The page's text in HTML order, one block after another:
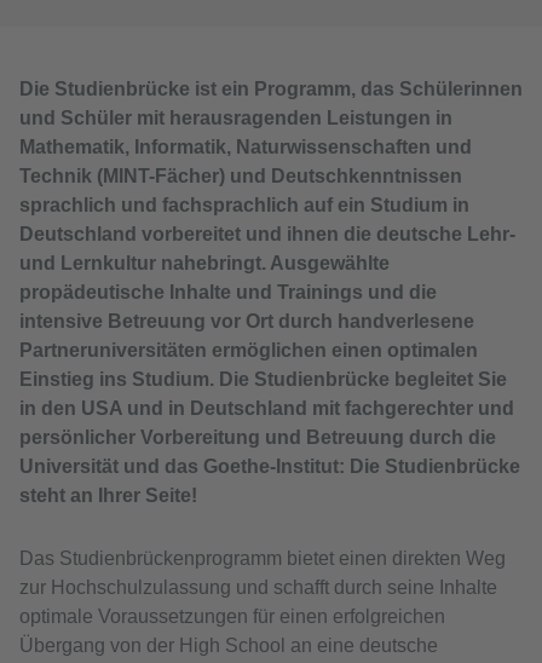
Die Studienbrücke ist ein Programm, das Schülerinnen
und Schüler mit herausragenden Leistungen in
Mathematik, Informatik, Naturwissenschaften und
Technik (MINT-Fächer) und Deutschkenntnissen
sprachlich und fachsprachlich auf ein Studium in
Deutschland vorbereitet und ihnen die deutsche Lehr-
und Lernkultur nahebringt. Ausgewählte
propädeutische Inhalte und Trainings und die
intensive Betreuung vor Ort durch handverlesene
Partneruniversitäten ermöglichen einen optimalen
Einstieg ins Studium. Die Studienbrücke begleitet Sie
in den USA und in Deutschland mit fachgerechter und
persönlicher Vorbereitung und Betreuung durch die
Universität und das Goethe-Institut: Die Studienbrücke
steht an Ihrer Seite!
Das Studienbrückenprogramm bietet einen direkten Weg
zur Hochschulzulassung und schafft durch seine Inhalte
optimale Voraussetzungen für einen erfolgreichen
Übergang von der High School an eine deutsche